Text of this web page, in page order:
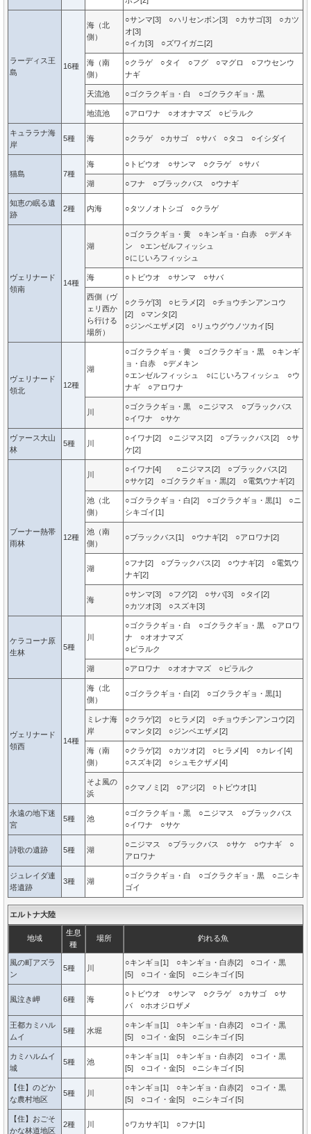
ラーディス王
島
16種
海（北
側）
○サンマ[3] ○ハリセンボン[3] ○カサゴ[3] ○カツ
オ[3]
○イカ[3] ○ズワイガニ[2]
海（南
側）
○クラゲ ○タイ ○フグ ○マグロ ○フウセンウ
ナギ
天流池 ○ゴクラクギョ・白 ○ゴクラクギョ・黒
地流池 ○アロワナ ○オオナマズ ○ピラルク
キュララナ海
岸
5種 海 ○クラゲ ○カサゴ ○サバ ○タコ ○イシダイ
猫島 7種
海 ○トビウオ ○サンマ ○クラゲ ○サバ
湖 ○フナ ○ブラックバス ○ウナギ
知恵の眠る遺
跡
2種 内海 ○タツノオトシゴ ○クラゲ
ヴェリナード
領南
14種
湖
○ゴクラクギョ・黄 ○キンギョ・白赤 ○デメキ
ン ○エンゼルフィッシュ
○にじいろフィッシュ
海 ○トビウオ ○サンマ ○サバ
西側（ヴ
ェリ西か
ら行ける
場所）
○クラゲ[3] ○ヒラメ[2] ○チョウチンアンコウ
[2] ○マンタ[2]
○ジンベエザメ[2] ○リュウグウノツカイ[5]
ヴェリナード
領北
12種
湖
○ゴクラクギョ・黄 ○ゴクラクギョ・黒 ○キンギ
ョ・白赤 ○デメキン
○エンゼルフィッシュ ○にじいろフィッシュ ○ウ
ナギ ○アロワナ
川
○ゴクラクギョ・黒 ○ニジマス ○ブラックバス
○イワナ ○サケ
ヴァース大山
林
5種 川
○イワナ[2] ○ニジマス[2] ○ブラックバス[2] ○サ
ケ[2]
ブーナー熱帯
雨林
12種
川
○イワナ[4] ○ニジマス[2] ○ブラックバス[2]
○サケ[2] ○ゴクラクギョ・黒[2] ○電気ウナギ[2]
池（北
側）
○ゴクラクギョ・白[2] ○ゴクラクギョ・黒[1] ○ニ
シキゴイ[1]
池（南
側）
○ブラックバス[1] ○ウナギ[2] ○アロワナ[2]
湖
○フナ[2] ○ブラックバス[2] ○ウナギ[2] ○電気ウ
ナギ[2]
海
○サンマ[3] ○フグ[2] ○サバ[3] ○タイ[2]
○カツオ[3] ○スズキ[3]
ケラコーナ原
生林
5種
川
○ゴクラクギョ・白 ○ゴクラクギョ・黒 ○アロワ
ナ ○オオナマズ
○ピラルク
湖 ○アロワナ ○オオナマズ ○ピラルク
ヴェリナード
領西
14種
海（北
側）
○ゴクラクギョ・白[2] ○ゴクラクギョ・黒[1]
ミレナ海
岸
○クラゲ[2] ○ヒラメ[2] ○チョウチンアンコウ[2]
○マンタ[2] ○ジンベエザメ[2]
海（南
側）
○クラゲ[2] ○カツオ[2] ○ヒラメ[4] ○カレイ[4]
○スズキ[2] ○シュモクザメ[4]
そよ風の
浜
○クマノミ[2] ○アジ[2] ○トビウオ[1]
永遠の地下迷
宮
5種 池
○ゴクラクギョ・黒 ○ニジマス ○ブラックバス
○イワナ ○サケ
詩歌の遺跡 5種 湖
○ニジマス ○ブラックバス ○サケ ○ウナギ ○
アロワナ
ジュレイダ連
塔遺跡
3種 湖
○ゴクラクギョ・白 ○ゴクラクギョ・黒 ○ニシキ
ゴイ
エルトナ大陸
地域
生息
種
場所 釣れる魚
風の町アズラ
ン
5種 川
○キンギョ[1] ○キンギョ・白赤[2] ○コイ・黒
[5] ○コイ・金[5] ○ニシキゴイ[5]
風泣き岬 6種 海
○トビウオ ○サンマ ○クラゲ ○カサゴ ○サ
バ ○ホオジロザメ
王都カミハル
ムイ
5種 水堀
○キンギョ[1] ○キンギョ・白赤[2] ○コイ・黒
[5] ○コイ・金[5] ○ニシキゴイ[5]
カミハルムイ
城
5種 池
○キンギョ[1] ○キンギョ・白赤[2] ○コイ・黒
[5] ○コイ・金[5] ○ニシキゴイ[5]
【住】のどか
な農村地区
5種 川
○キンギョ[1] ○キンギョ・白赤[2] ○コイ・黒
[5] ○コイ・金[5] ○ニシキゴイ[5]
【住】おごそ
かな林道地区
2種 川 ○ワカサギ[1] ○フナ[1]